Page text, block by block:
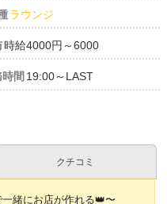
ラウンジ
時給4000円～6000
間 19:00～LAST
クチコミ
一緒にお店が作れる👑〜